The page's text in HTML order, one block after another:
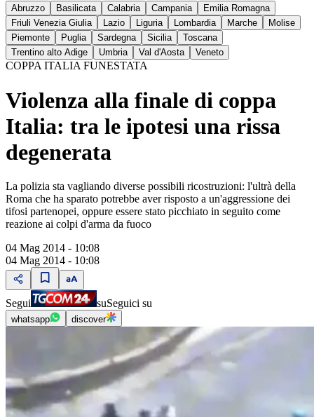
Abruzzo Basilicata Calabria Campania
Emilia Romagna
Friuli Venezia Giulia
Lazio Liguria Lombardia Marche
Molise
Piemonte
Puglia Sardegna Sicilia
Toscana
Trentino alto Adige
Umbria Val d'Aosta Veneto
COPPA ITALIA FUNESTATA
Violenza alla finale di coppa
Italia: tra le ipotesi una rissa
degenerata
La polizia sta vagliando diverse possibili ricostruzioni: l'ultrà della
Roma che ha sparato potrebbe aver risposto a un'aggressione dei
tifosi partenopei, oppure essere stato picchiato in seguito come
reazione ai colpi d'arma da fuoco
04 Mag 2014 - 10:08
04 Mag 2014 - 10:08
Segui suSeguici su
whatsapp discover